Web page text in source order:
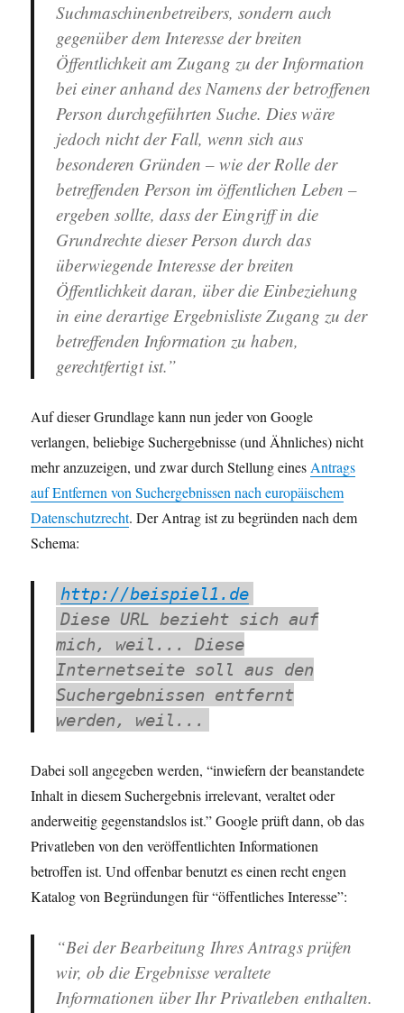
Suchmaschinenbetreibers, sondern auch
gegenüber dem Interesse der breiten
Öffentlichkeit am Zugang zu der Information
bei einer anhand des Namens der betroffenen
Person durchgeführten Suche. Dies wäre
jedoch nicht der Fall, wenn sich aus
besonderen Gründen – wie der Rolle der
betreffenden Person im öffentlichen Leben –
ergeben sollte, dass der Eingriff in die
Grundrechte dieser Person durch das
überwiegende Interesse der breiten
Öffentlichkeit daran, über die Einbeziehung
in eine derartige Ergebnisliste Zugang zu der
betreffenden Information zu haben,
gerechtfertigt ist.”
Auf dieser Grundlage kann nun jeder von Google
verlangen, beliebige Suchergebnisse (und Ähnliches) nicht
mehr anzuzeigen, und zwar durch Stellung eines Antrags
auf Entfernen von Suchergebnissen nach europäischem
Datenschutzrecht. Der Antrag ist zu begründen nach dem
Schema:
http://beispiel1.de
Diese URL bezieht sich auf
mich, weil... Diese
Internetseite soll aus den
Suchergebnissen entfernt
werden, weil...
Dabei soll angegeben werden, “inwiefern der beanstandete
Inhalt in diesem Suchergebnis irrelevant, veraltet oder
anderweitig gegenstandslos ist.” Google prüft dann, ob das
Privatleben von den veröffentlichten Informationen
betroffen ist. Und offenbar benutzt es einen recht engen
Katalog von Begründungen für “öffentliches Interesse”:
“Bei der Bearbeitung Ihres Antrags prüfen
wir, ob die Ergebnisse veraltete
Informationen über Ihr Privatleben enthalten.